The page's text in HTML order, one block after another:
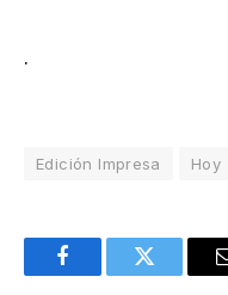
.
Edición Impresa Hoy
FacebookTwitter